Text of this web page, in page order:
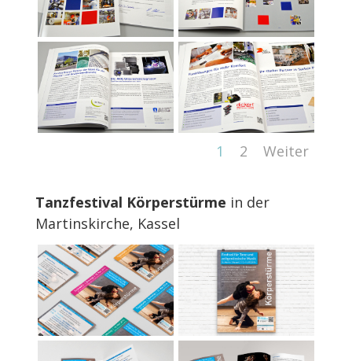
1 2 Weiter
Tanzfestival Körperstürme in der
Martinskirche, Kassel